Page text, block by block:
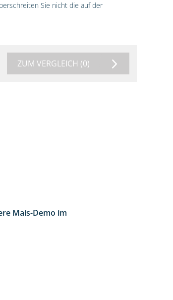
Sie nicht die auf der
ZUM VERGLEICH (0)
Mais-Demo im